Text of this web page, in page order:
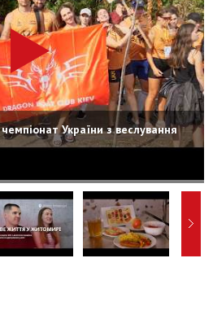
України з веслування